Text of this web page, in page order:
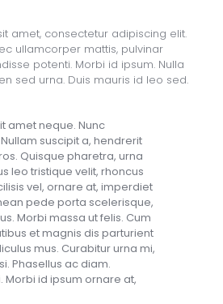
amet, consectetur adipiscing elit.
ullamcorper mattis, pulvinar
potenti. Morbi id ipsum. Nulla
sed urna. Duis mauris id leo sed.
amet neque. Nunc
suscipit a, hendrerit
Quisque pharetra, urna
leo tristique velit, rhoncus
vel, ornare at, imperdiet
pede porta scelerisque,
Morbi massa ut felis. Cum
et magnis dis parturient
mus. Curabitur urna mi,
Phasellus ac diam.
Morbi id ipsum ornare at,